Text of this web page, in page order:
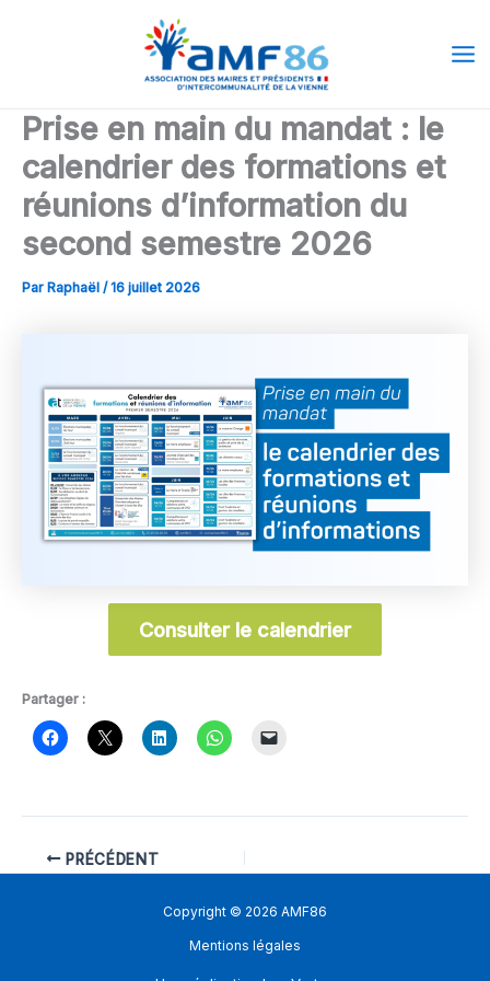
Prise en main du mandat : le
calendrier des formations et
réunions d’information du
second semestre 2026
Par Raphaël /16 juillet 2026
Consulter le calendrier
Partager :
PRÉCÉDENT
Copyright © 2026 AMF86
Mentions légales